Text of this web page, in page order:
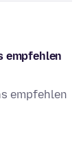
empfehlen
empfehlen